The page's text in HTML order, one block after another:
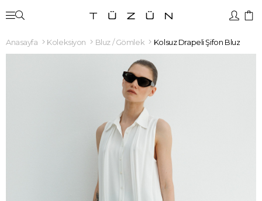
Anasayfa Koleksiyon Bluz / Gömlek Kolsuz Drapeli Şifon Bluz